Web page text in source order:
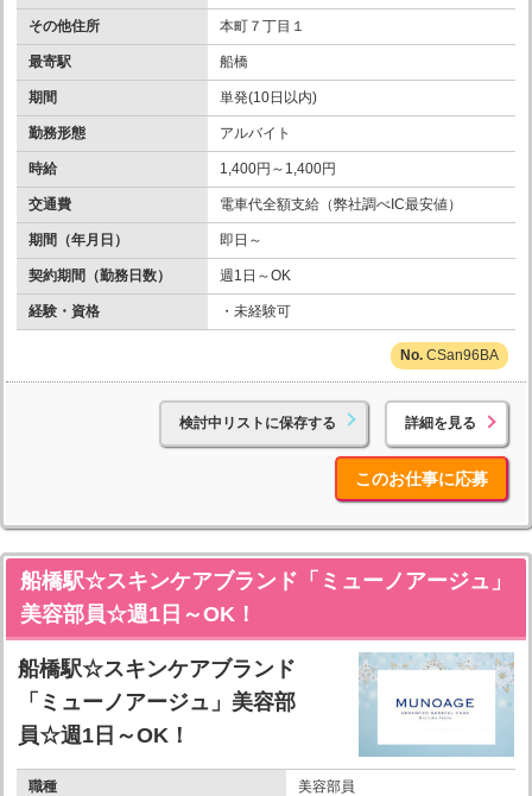
その他住所 本町７丁目１
最寄駅 船橋
期間 単発(10日以内)
勤務形態 アルバイト
時給 1,400円～1,400円
交通費 電車代全額支給（弊社調べIC最安値）
期間（年月日） 即日～
契約期間（勤務日数） 週1日～OK
経験・資格 ・未経験可
CSan96BA
検討中リストに保存する 詳細を見る
このお仕事に応募
船橋駅☆スキンケアブランド「ミューノアージュ」
美容部員☆週1日～OK！
船橋駅☆スキンケアブランド
「ミューノアージュ」美容部
員☆週1日～OK！
職種 美容部員